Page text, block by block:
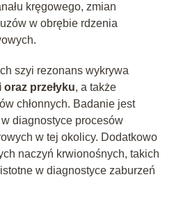
kręgowego, zmian
w obrębie rdzenia
szyi rezonans wykrywa
przełyku, a także
chłonnych. Badanie jest
diagnostyce procesów
w tej okolicy. Dodatkowo
naczyń krwionośnych, takich
w diagnostyce zaburzeń